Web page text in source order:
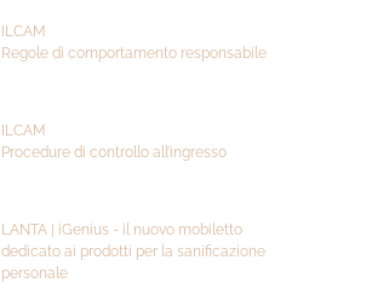
ILCAM
Regole di comportamento responsabile
ILCAM
Procedure di controllo all’ingresso
LANTA | iGenius - il nuovo mobiletto
dedicato ai prodotti per la sanificazione
personale